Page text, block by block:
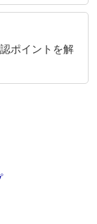
ポイントを解